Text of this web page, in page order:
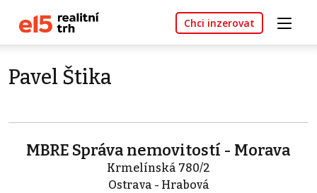
Chci inzerovat
Pavel Štika
MBRE Správa nemovitostí - Morava
Krmelínská 780/2
Ostrava - Hrabová